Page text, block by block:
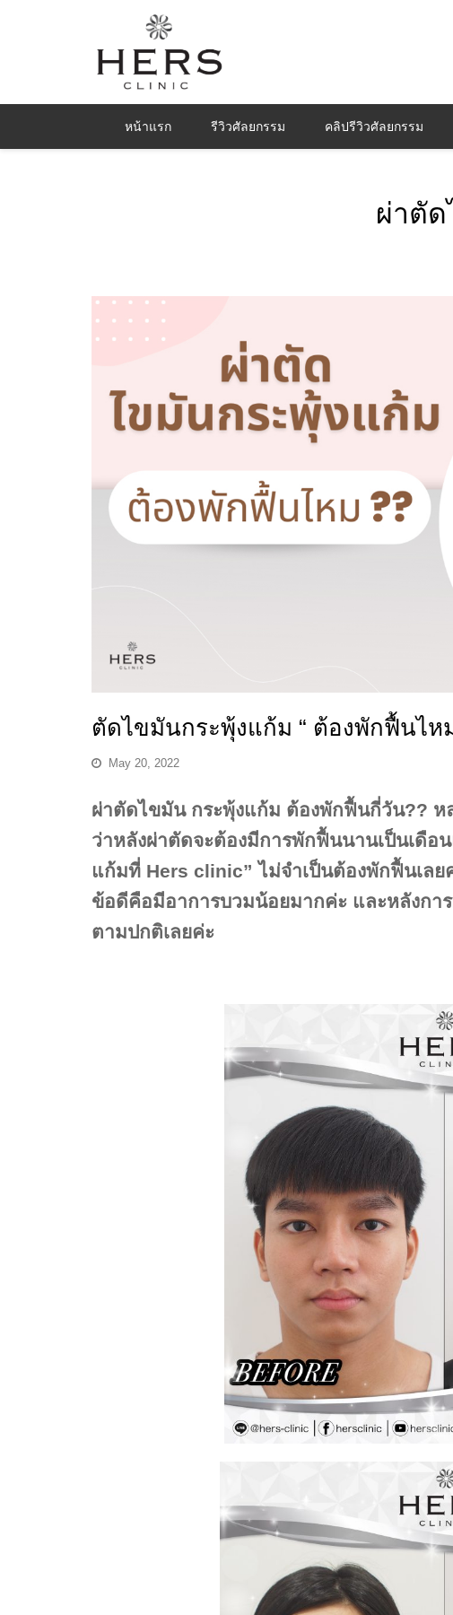
หน้าแรก รีวิวศัลยกรรม คลิปรีวิวศัลยกรรม
ผ่าตั
ตัดไขมันกระพุ้งแก้ม “ ต้องพักฟื้นไห
May 20, 2022
ผ่าตัดไขมัน กระพุ้งแก้ม ต้องพักฟื้นกี่วัน??
ว่าหลังผ่าตัดจะต้องมีการพักฟื้นนานเป็นเดือ
แก้มที่ Hers clinic” ไม่จำเป็นต้องพักฟื้นเล
ข้อดีคือมีอาการบวมน้อยมากค่ะ และหลังกา
ตามปกติเลยค่ะ